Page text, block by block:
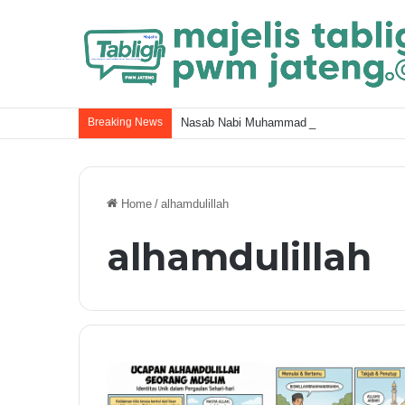
Breaking News
Home / alhamdulillah
alhamdulillah